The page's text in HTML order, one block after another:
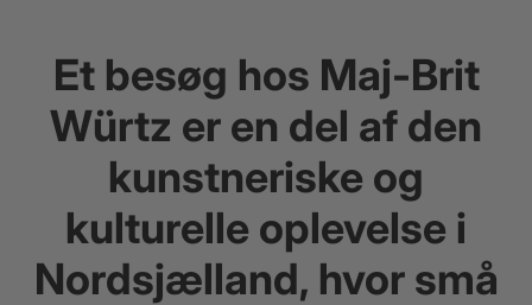
Et besøg hos Maj-Brit
Würtz er en del af den
kunstneriske og
kulturelle oplevelse i
Nordsjælland, hvor små